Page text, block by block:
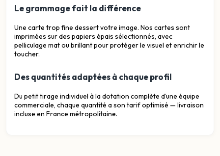
Le grammage fait la différence
Une carte trop fine dessert votre image. Nos cartes sont
imprimées sur des papiers épais sélectionnés, avec
pelliculage mat ou brillant pour protéger le visuel et enrichir le
toucher.
Des quantités adaptées à chaque profil
Du petit tirage individuel à la dotation complète d’une équipe
commerciale, chaque quantité a son tarif optimisé — livraison
incluse en France métropolitaine.